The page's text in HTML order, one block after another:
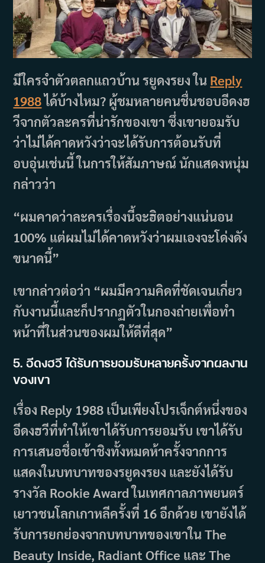
มีใครจำตัวตลกแถวบ้าน รยูดงรยง ใน Reply
1988ได้บ้างไหม? ผู้ชมหลายคนชื่นชอบอีดงฮ
วีจากตัวละครที่น่ารักของเขา ซึ่งเขายอมรับ
ว่าไม่ได้คาดหวังว่าจะได้รับการต้อนรับที่
อบอุ่นเช่นนี้ ในการให้สัมภาษณ์ นักแสดงหนุ่ม
กล่าวว่า
“ผมคาดว่าละครเรื่องนี้จะฮิตอย่างแน่นอน
100% แต่ผมไม่ได้คาดหวังว่าผมเองจะโด่งดัง
ขนาดนี้”
เขากล่าวต่อว่า “ผมมีความคิดที่ชัดเจนเกี่ยว
กับงานนี้และก็ปรากฏตัวในกองถ่ายเพื่อทำ
หน้าที่ในส่วนของผมให้ดีที่สุด”
5. อีดงฮวี ได้รับการยอมรับหลายครั้งจากผลงาน
ของเขา
เรื่อง Reply 1988 เป็นเพียงโปรเจ็กต์หนึ่งของ
อีดงฮวีที่ทำให้เขาได้รับการยอมรับ เขาได้รับ
การเสนอชื่อเข้าชิงทั้งหมดห้าครั้งจากการ
แสดงในบทบาทของรยูดงรยง และยังได้รับ
รางวัล Rookie Award ในเทศกาลภาพยนตร์
เยาวชนโลกเกาหลีครั้งที่ 16 อีกด้วย เขายังได้
รับการยกย่องจากบทบาทของเขาใน The
Beauty Inside, Radiant Office และ The